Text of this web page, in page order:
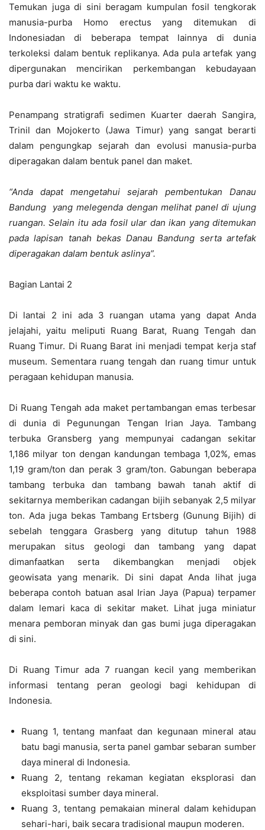
Temukan juga di sini beragam kumpulan fosil tengkorak
manusia-purba Homo erectus yang ditemukan di
Indonesiadan di beberapa tempat lainnya di dunia
terkoleksi dalam bentuk replikanya. Ada pula artefak yang
dipergunakan mencirikan perkembangan kebudayaan
purba dari waktu ke waktu.
Penampang stratigrafi sedimen Kuarter daerah Sangira,
Trinil dan Mojokerto (Jawa Timur) yang sangat berarti
dalam pengungkap sejarah dan evolusi manusia-purba
diperagakan dalam bentuk panel dan maket.
“Anda dapat mengetahui sejarah pembentukan Danau
Bandung yang melegenda dengan melihat panel di ujung
ruangan. Selain itu ada fosil ular dan ikan yang ditemukan
pada lapisan tanah bekas Danau Bandung serta artefak
diperagakan dalam bentuk aslinya”.
Bagian Lantai 2
Di lantai 2 ini ada 3 ruangan utama yang dapat Anda
jelajahi, yaitu meliputi Ruang Barat, Ruang Tengah dan
Ruang Timur. Di Ruang Barat ini menjadi tempat kerja staf
museum. Sementara ruang tengah dan ruang timur untuk
peragaan kehidupan manusia.
Di Ruang Tengah ada maket pertambangan emas terbesar
di dunia di Pegunungan Tengan Irian Jaya. Tambang
terbuka Gransberg yang mempunyai cadangan sekitar
1,186 milyar ton dengan kandungan tembaga 1,02%, emas
1,19 gram/ton dan perak 3 gram/ton. Gabungan beberapa
tambang terbuka dan tambang bawah tanah aktif di
sekitarnya memberikan cadangan bijih sebanyak 2,5 milyar
ton. Ada juga bekas Tambang Ertsberg (Gunung Bijih) di
sebelah tenggara Grasberg yang ditutup tahun 1988
merupakan situs geologi dan tambang yang dapat
dimanfaatkan serta dikembangkan menjadi objek
geowisata yang menarik. Di sini dapat Anda lihat juga
beberapa contoh batuan asal Irian Jaya (Papua) terpamer
dalam lemari kaca di sekitar maket. Lihat juga miniatur
menara pemboran minyak dan gas bumi juga diperagakan
di sini.
Di Ruang Timur ada 7 ruangan kecil yang memberikan
informasi tentang peran geologi bagi kehidupan di
Indonesia.
Ruang 1, tentang manfaat dan kegunaan mineral atau
batu bagi manusia, serta panel gambar sebaran sumber
daya mineral di Indonesia.
Ruang 2, tentang rekaman kegiatan eksplorasi dan
eksploitasi sumber daya mineral.
Ruang 3, tentang pemakaian mineral dalam kehidupan
sehari-hari, baik secara tradisional maupun moderen.